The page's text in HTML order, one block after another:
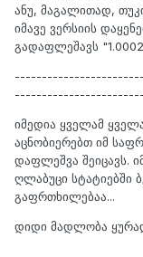
ანუ, მაგალითად,
იმავე ვერსიის
გადაფლეშავს
იმედია ყველამ
აცნობიერებთ იმ
დაფლეშვა შეიცავს.
ღლაბუცი სტატიებში
გაფრთხილებაა...
დიდი მადლობა